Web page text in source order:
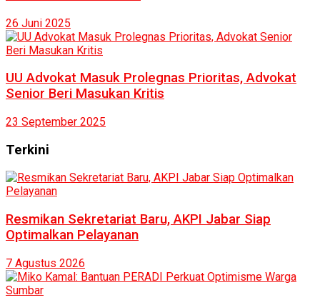
26 Juni 2025
UU Advokat Masuk Prolegnas Prioritas, Advokat
Senior Beri Masukan Kritis
23 September 2025
Terkini
Resmikan Sekretariat Baru, AKPI Jabar Siap
Optimalkan Pelayanan
7 Agustus 2026